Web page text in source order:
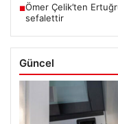
■Ömer Çelik’ten
sefalettir
Güncel